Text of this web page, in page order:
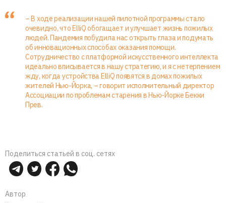
– В ходе реализации нашей пилотной программы стало
очевидно, что ElliQ обогащает и улучшает жизнь пожилых
людей. Пандемия побудила нас открыть глаза и подумать
об инновационных способах оказания помощи.
Сотрудничество с платформой искусственного интеллекта
идеально вписывается в нашу стратегию, и я с нетерпением
жду, когда устройства ElliQ появятся в домах пожилых
жителей Нью-Йорка, – говорит исполнительный директор
Ассоциации по проблемам старения в Нью-Йорке Бекки
Прев.
Поделиться статьей в соц. сетях
Автор